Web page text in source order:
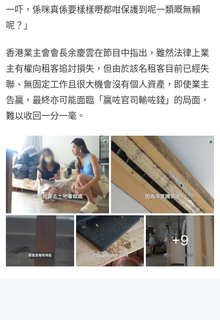
一吓，係咪真係要樣樣嘢都咁保護到呢一類嘅無賴
呢？」
香港業主會會長余慶雲在節目中指出，雖然法律上業
主有權向租客追討損失，但由於該名租客目前已經失
聯、無固定工作且很大機會沒有個人資產，即使業主
告贏，最終亦可能面臨「贏咗官司輸咗錢」的局面，
難以收回一分一毫。
+9